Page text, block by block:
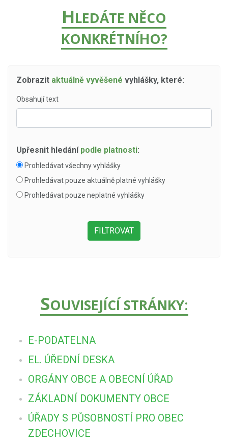
HLEDÁTE NĚCO
KONKRÉTNÍHO?
Zobrazit aktuálně vyvěšené vyhlášky, které:
Obsahují text
Upřesnit hledání podle platnosti:
Prohledávat všechny vyhlášky
Prohledávat pouze aktuálně platné vyhlášky
Prohledávat pouze neplatné vyhlášky
SOUVISEJÍCÍ STRÁNKY:
E-PODATELNA
EL. ÚŘEDNÍ DESKA
ORGÁNY OBCE A OBECNÍ ÚŘAD
ZÁKLADNÍ DOKUMENTY OBCE
ÚŘADY S PŮSOBNOSTÍ PRO OBEC
ZDECHOVICE